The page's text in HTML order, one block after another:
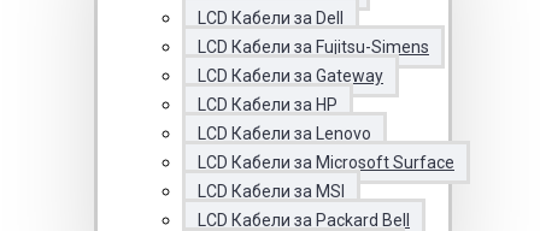
LCD Кабели за Dell
LCD Кабели за Fujitsu-Simens
LCD Кабели за Gateway
LCD Кабели за HP
LCD Кабели за Lenovo
LCD Кабели за Microsoft Surface
LCD Кабели за MSI
LCD Кабели за Packard Bell